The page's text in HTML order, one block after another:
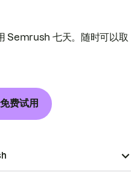
Semrush 七天。随时可以取
费试用